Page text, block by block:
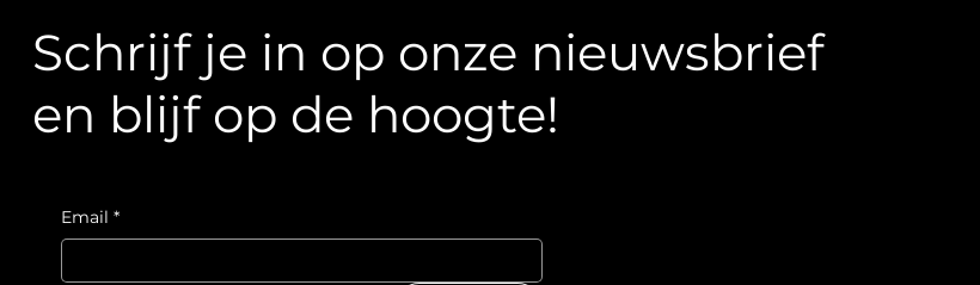
Schrijf je in op onze nieuwsbrief
en blijf op de hoogte!
Email *